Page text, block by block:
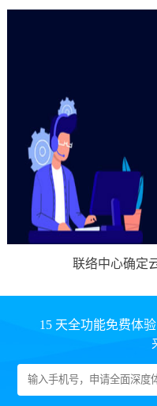
联络中心确定
15 天全功能免费体